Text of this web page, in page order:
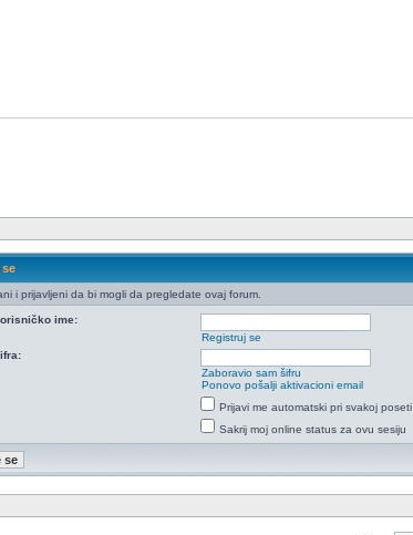
i prijavljeni da bi mogli da pregledate ovaj forum.
ime:
Registruj se
Zaboravio sam šifru
Ponovo pošalji aktivacioni email
Prijavi me automatski pri svakoj poseti
Sakrij moj online status za ovu sesiju